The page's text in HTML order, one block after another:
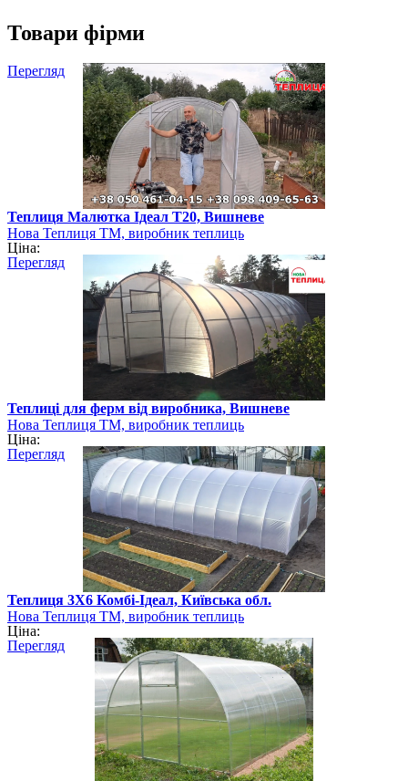
Товари фірми
Перегляд
Теплиця Малютка Ідеал Т20, Вишневе
Нова Теплиця ТМ, виробник теплиць
Ціна:
Перегляд
Теплиці для ферм від виробника, Вишневе
Нова Теплиця ТМ, виробник теплиць
Ціна:
Перегляд
Теплиця 3Х6 Комбі-Ідеал, Київська обл.
Нова Теплиця ТМ, виробник теплиць
Ціна:
Перегляд